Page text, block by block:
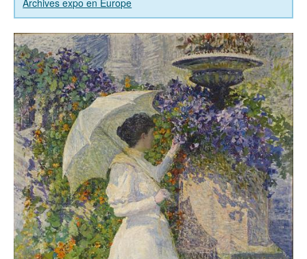
Archives expo en Europe